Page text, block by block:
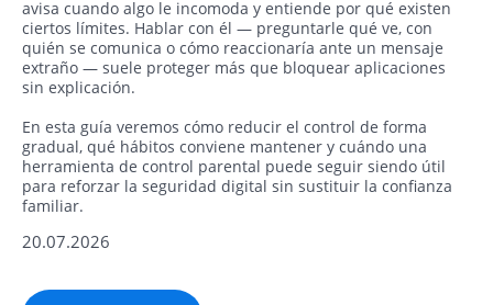
avisa cuando algo le incomoda y entiende por qué existen
ciertos límites. Hablar con él — preguntarle qué ve, con
quién se comunica o cómo reaccionaría ante un mensaje
extraño — suele proteger más que bloquear aplicaciones
sin explicación.
En esta guía veremos cómo reducir el control de forma
gradual, qué hábitos conviene mantener y cuándo una
herramienta de control parental puede seguir siendo útil
para reforzar la seguridad digital sin sustituir la confianza
familiar.
20.07.2026